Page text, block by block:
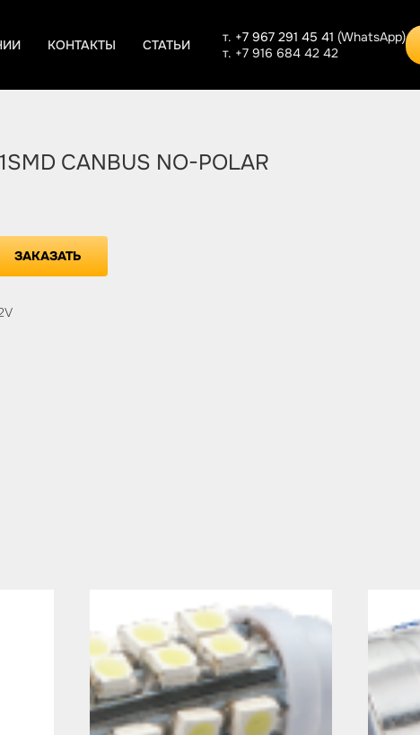
КОНТАКТЫ СТАТЬИ т. +7 967 291 45 41 (WhatsApp)
т. +7 916 684 42 42
CANBUS NO-POLAR
ЗАКАЗАТЬ